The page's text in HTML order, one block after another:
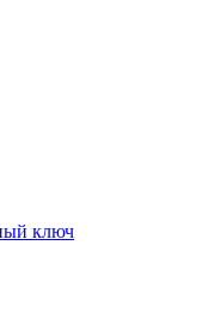
ключ